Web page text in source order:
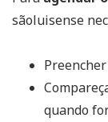
sãoluisense
quando